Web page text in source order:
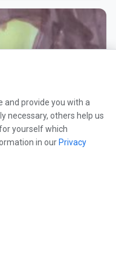
and provide you with a
necessary, others help us
yourself which
in our Privacy